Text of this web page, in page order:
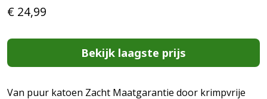
€ 24,99
Bekijk laagste prijs
Van puur katoen Zacht Maatgarantie door krimpvrije